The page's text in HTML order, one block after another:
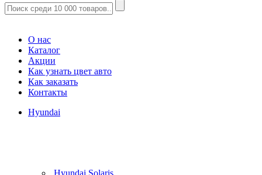
О нас
Каталог
Акции
Как узнать цвет авто
Как заказать
Контакты
Hyundai
Hyundai Solaris